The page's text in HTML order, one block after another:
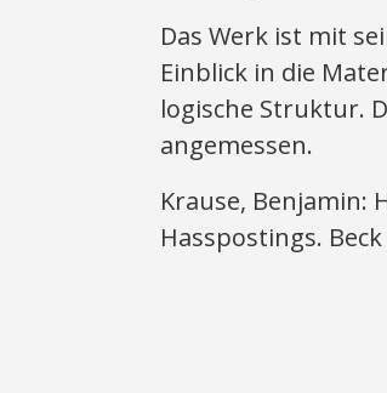
Das Werk ist mit
Einblick in die
logische Struktur.
angemessen.
Krause, Benjamin:
Hasspostings. Beck